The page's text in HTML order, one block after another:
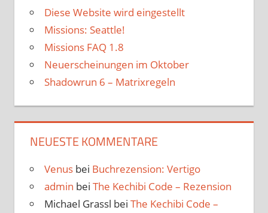
Diese Website wird eingestellt
Missions: Seattle!
Missions FAQ 1.8
Neuerscheinungen im Oktober
Shadowrun 6 – Matrixregeln
NEUESTE KOMMENTARE
Venusbei Buchrezension: Vertigo
admin bei The Kechibi Code – Rezension
Michael Grassl bei The Kechibi Code –